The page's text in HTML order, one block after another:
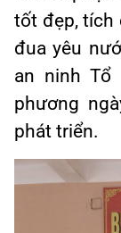
tốt đẹp, tích
đua yêu
an ninh Tổ
phương
phát triển.